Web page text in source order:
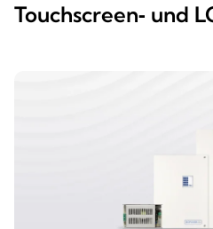
Touchscreen‑ und